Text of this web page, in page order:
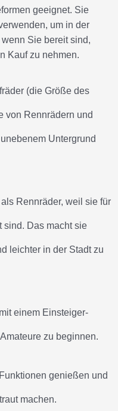
geeignet. Sie
um in der
Sie bereit sind,
Kauf zu nehmen.
(die Größe des
von Rennrädern und
Untergrund
Rennräder, weil sie für
sind. Das macht sie
leichter in der Stadt zu
einem Einsteiger-
zu beginnen.
genießen und
machen.